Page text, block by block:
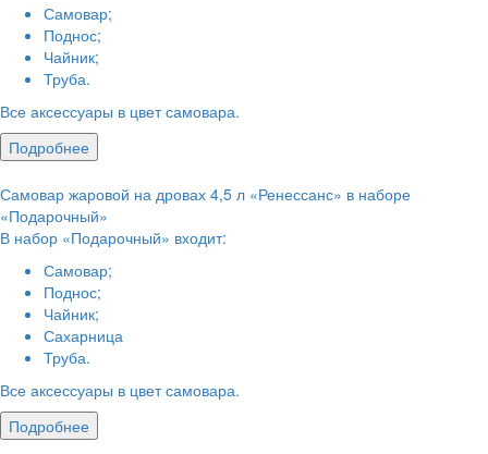
Самовар;
Поднос;
Чайник;
Труба.
Все аксессуары в цвет самовара.
Подробнее
Самовар жаровой на дровах 4,5 л «Ренессанс» в наборе
«Подарочный»
В набор «Подарочный» входит:
Самовар;
Поднос;
Чайник;
Сахарница
Труба.
Все аксессуары в цвет самовара.
Подробнее